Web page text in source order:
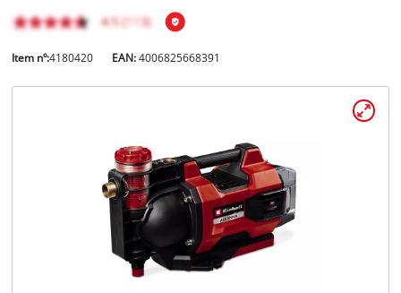
Item nº:4180420 EAN:4006825668391